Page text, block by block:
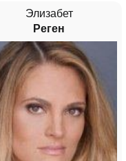
Элизабет
Реген